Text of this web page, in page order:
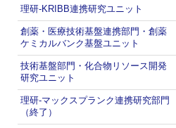
理研-KRIBB連携研究ユニット
創薬・医療技術基盤連携部門・創薬
ケミカルバンク基盤ユニット
技術基盤部門・化合物リソース開発
研究ユニット
理研-マックスプランク連携研究部門
（終了）